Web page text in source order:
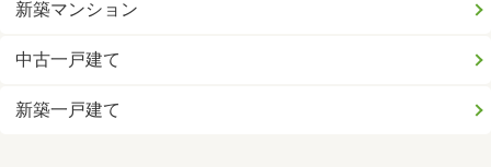
新築マンション
中古一戸建て
新築一戸建て